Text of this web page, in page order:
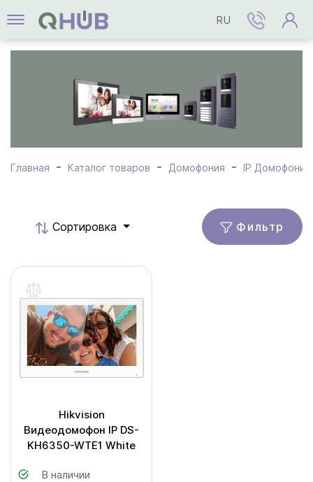
RU
Главная Каталог товаров Домофония IP Домофония
Cортировка Фильтр
Hikvision
Видеодомофон IP DS-
KH6350-WTE1 White
В наличии